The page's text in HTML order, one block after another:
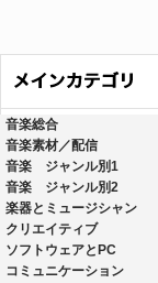
音楽総合
音楽素材／配信
音楽 ジャンル別1
音楽 ジャンル別2
楽器とミュージシャン
クリエイティブ
ソフトウェアとPC
コミュニケーション